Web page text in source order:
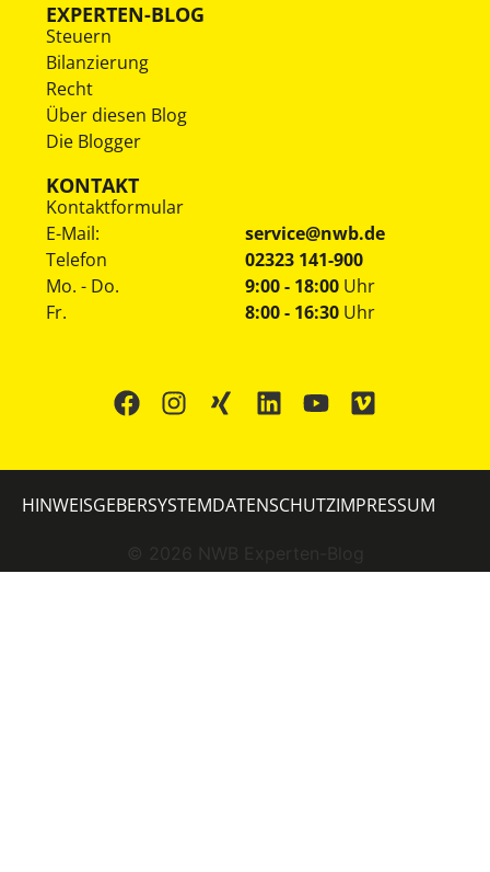
EXPERTEN-BLOG
Steuern
Bilanzierung
Recht
Über diesen Blog
Die Blogger
KONTAKT
Kontaktformular
E-Mail:
service@nwb.de
Telefon
02323 141-900
Mo. - Do.
Fr.
9:00 - 18:00 Uhr
8:00 - 16:30 Uhr
© 2026 NWB Experten-Blog
HINWEISGEBERSYSTEMDATENSCHUTZIMPRESSUM